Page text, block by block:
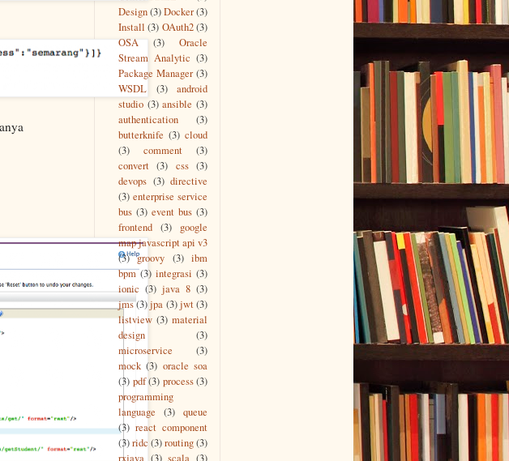
Design(3)Docker(3)
Install (3) OAuth2(3)
OSA
(3)
Oracle
Stream Analytic (3)
Package Manager (3)
WSDL
(3)
android
studio (3) ansible (3)
authentication
(3)
butterknife (3) cloud
(3)
comment
(3)
convert (3) css (3)
devops (3) directive
(3) enterprise service
bus (3) event bus (3)
frontend (3)
google
map javascript api v3
(3) groovy (3) ibm
bpm (3) integrasi (3)
ionic (3) java 8 (3)
jms(3) jpa (3)jwt(3)
listview (3) material
design
(3)
microservice
(3)
mock (3) oracle soa
(3) pdf (3) process (3)
programming
language
(3) queue
(3) react component
(3)ridc (3)routing(3)
rxjava (3) scala (3)